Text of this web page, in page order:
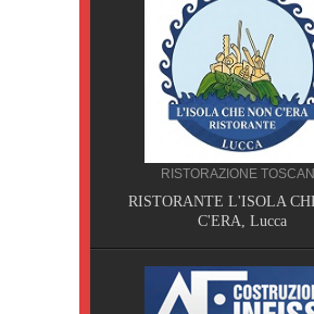
RISTORAZIONE
RISTORANTE L'ISOLA
C'ERA, Lucca